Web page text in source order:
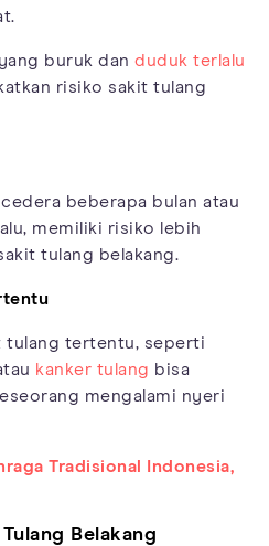
buruk dan duduk terlalu
risiko sakit tulang
beberapa bulan atau
memiliki risiko lebih
tulang belakang.
tulang tertentu, seperti
kanker tulang bisa
mengalami nyeri
Tradisional Indonesia,
Belakang